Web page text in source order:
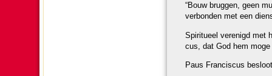
“Bouw bruggen, geen
verbon­den met een
Spi­ri­tu­eel verenigd met
cus, dat God hem
Paus Fran­cis­cus